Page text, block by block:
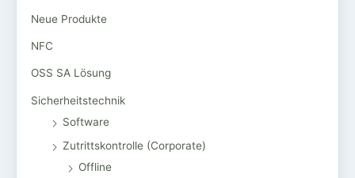
Neue Produkte
NFC
OSS SA Lösung
Sicherheitstechnik
Software
Zutrittskontrolle (Corporate)
Offline